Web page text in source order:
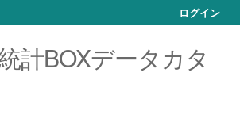
ログイン
計BOXデータカタ